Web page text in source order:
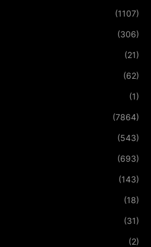
(1107)
(306)
(21)
(62)
(1)
(7864)
(543)
(693)
(143)
(18)
(31)
(2)